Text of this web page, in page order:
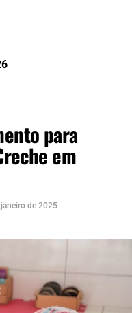
para
em
de 2025